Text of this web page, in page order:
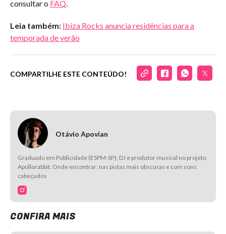
consultar o FAQ.
Leia também: Ibiza Rocks anuncia residências para a
temporada de verão
COMPARTILHE ESTE CONTEÚDO!
Otávio Apovian
Graduado em Publicidade (ESPM-SP); DJ e produtor musical no projeto
Apollorabbit. Onde encontrar: nas pistas mais obscuras e com sons
cabeçudos
CONFIRA MAIS